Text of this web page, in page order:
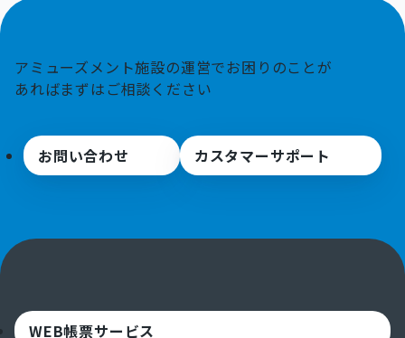
アミューズメント施設の運営でお困りのことが
あればまずはご相談ください
お問い合わせ カスタマーサポート
WEB帳票サービス